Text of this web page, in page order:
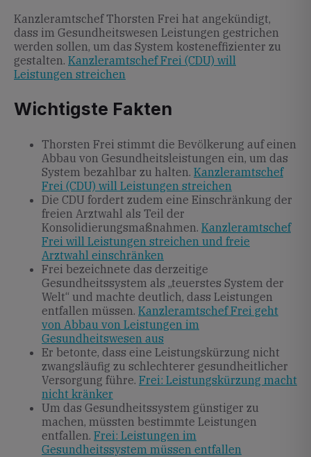
Kanzleramtschef Thorsten Frei hat angekündigt,
dass im Gesundheitswesen Leistungen gestrichen
werden sollen, um das System kosteneffizienter zu
gestalten. Kanzleramtschef Frei (CDU) will
Leistungen streichen
Wichtigste Fakten
Thorsten Frei stimmt die Bevölkerung auf einen
Abbau von Gesundheitsleistungen ein, um das
System bezahlbar zu halten. Kanzleramtschef
Frei (CDU) will Leistungen streichen
Die CDU fordert zudem eine Einschränkung der
freien Arztwahl als Teil der
Konsolidierungsmaßnahmen. Kanzleramtschef
Frei will Leistungen streichen und freie
Arztwahl einschränken
Frei bezeichnete das derzeitige
Gesundheitssystem als „teuerstes System der
Welt“ und machte deutlich, dass Leistungen
entfallen müssen. Kanzleramtschef Frei geht
von Abbau von Leistungen im
Gesundheitswesen aus
Er betonte, dass eine Leistungskürzung nicht
zwangsläufig zu schlechterer gesundheitlicher
Versorgung führe. Frei: Leistungskürzung macht
nicht kränker
Um das Gesundheitssystem günstiger zu
machen, müssten bestimmte Leistungen
entfallen. Frei: Leistungen im
Gesundheitssystem müssen entfallen